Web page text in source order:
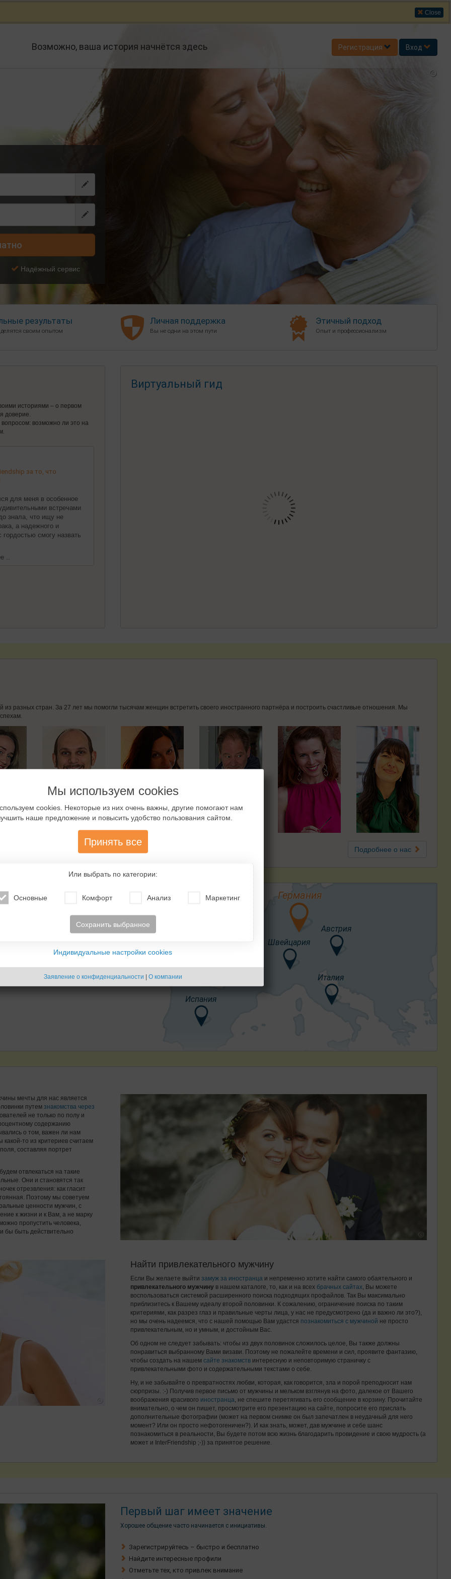
Close
Надёжный сервис
результаты
своим опытом
Личная поддержка
Вы не одни на этом пути
Этичный подход
Опыт и профессионализм
историями – о первом
доверие.
возможно ли это на
за то, что
для меня в особенное
встречами
знала, что ищу не
а надежного и
гордостью смогу назвать
..
Виртуальный гид
из разных стран. За 27 лет мы помогли тысячам женщин встретить своего иностранного партнёра и построить счастливые отношения. Мы
Подробнее о нас
с немцами Германия
Австрия
Швейцария
Италия
Франция
Испания
мечты для нас является
путем знакомства через
не только по полу и
содержанию
о том, важен ли нам
то из критериев считаем
составляя портрет
отвлекаться на такие
Они и становятся так
отрезвления: как гласит
Поэтому мы советуем
ценности мужчин, с
к жизни и к Вам, а не марку
можно пропустить человека,
бы быть действительно
Найти привлекательного мужчину
Если Вы желаете выйти замуж за иностранца и непременно хотите найти самого обаятельного и
привлекательного мужчину в нашем каталоге, то, как и на всех брачных сайтах, Вы можете
воспользоваться системой расширенного поиска подходящих профайлов. Так Вы максимально
приблизитесь к Вашему идеалу второй половинки. К сожалению, ограничение поиска по таким
критериями, как разрез глаз и правильные черты лица, у нас не предусмотрено (да и важно ли это?),
но мы очень надеемся, что с нашей помощью Вам удастся познакомиться с мужчиной не просто
привлекательным, но и умным, и достойным Вас.
Об одном не следует забывать: чтобы из двух половинок сложилось целое, Вы также должны
понравиться выбранному Вами визави. Поэтому не пожалейте времени и сил, проявите фантазию,
чтобы создать на нашем сайте знакомств интересную и неповторимую страничку с
привлекательными фото и содержательными текстами о себе.
Ну, и не забывайте о превратностях любви, которая, как говорится, зла и порой преподносит нам
сюрпризы. :-) Получив первое письмо от мужчины и мельком взглянув на фото, далекое от Вашего
воображения красивого иностранца, не спешите перетягивать его сообщение в корзину. Прочитайте
внимательно, о чем он пишет, просмотрите его презентацию на сайте, попросите его прислать
дополнительные фотографии (может на первом снимке он был запечатлен в неудачный для него
момент? Или он просто нефотогеничен?). И как знать, может, дав мужчине и себе шанс
познакомиться в реальности, Вы будете потом всю жизнь благодарить провидение и свою мудрость (а
может и InterFriendship ;-)) за принятое решение.
Первый шаг имеет значение
Хорошее общение часто начинается с инициативы.
Зарегистрируйтесь – быстро и бесплатно
Найдите интересные профили
Отметьте тех, кто привлек внимание
Возможно, ваша история начнётся здесь Регистрация Вход
Мы используем cookies
cookies. Некоторые из них очень важны, другие помогают нам
наше предложение и повысить удобство пользования сайтом.
Принять все
Или выбрать по категории:
Основные Комфорт Анализ Маркетинг
Сохранить выбранное
Индивидуальные настройки cookies
Заявление о конфиденциальности | О компании